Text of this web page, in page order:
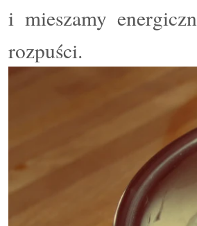
i mieszamy
rozpuści.